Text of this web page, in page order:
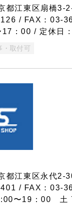
江東区扇橋3-
/ FAX：03-
：00 / 定休日
・取付可
江東区永代2-
/ FAX：03-
〜19：00 土